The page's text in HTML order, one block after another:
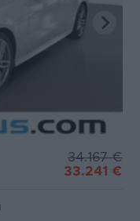
34.167 €
33.241 €